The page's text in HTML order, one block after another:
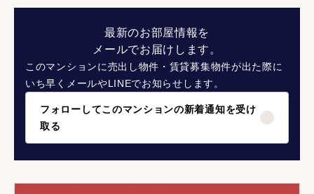
最新のお部屋情報を
メールでお届けします。
このマンションに売出し物件・賃貸募集物件が出た際に
いち早くメールやLINEでお知らせします。
フォローしてこのマンションの新着通知を受け
取る